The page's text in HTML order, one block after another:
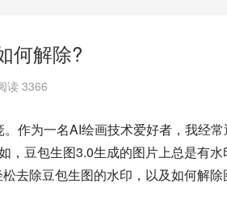
何解除?
读 3366
作为一名AI绘画技术爱好者，我经
，豆包生图3.0生成的图片上总是有
去除豆包生图的水印，以及如何解